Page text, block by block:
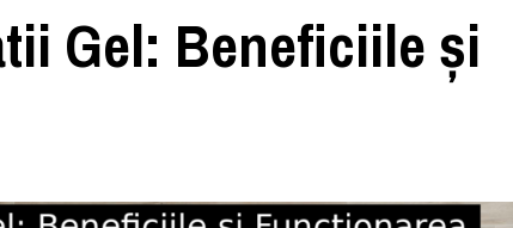
Gel: Beneficiile și